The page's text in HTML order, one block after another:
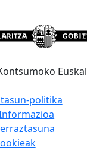
Euskal
politika